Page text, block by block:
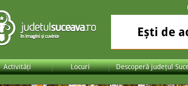
Activități Locuri Descoperă județul